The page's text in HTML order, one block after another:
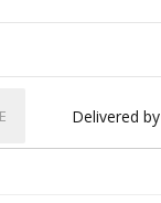
Delivered by